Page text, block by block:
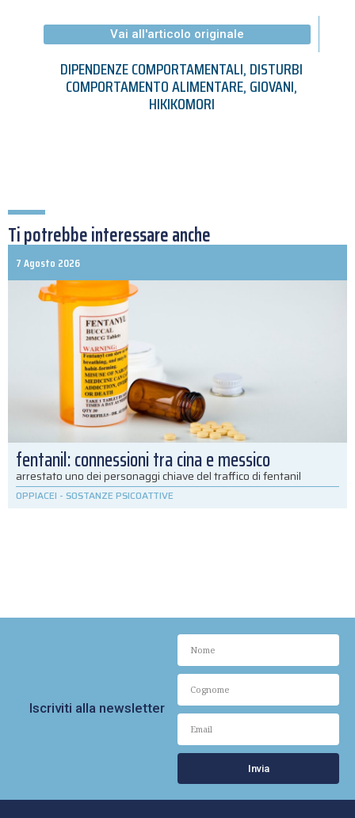
Vai all'articolo originale
DIPENDENZE COMPORTAMENTALI,DISTURBI
COMPORTAMENTO ALIMENTARE,GIOVANI,
HIKIKOMORI
Ti potrebbe interessare anche
7 Agosto 2026
fentanil: connessioni tra cina e messico
arrestato uno dei personaggi chiave del traffico di fentanil
OPPIACEI - SOSTANZE PSICOATTIVE
Iscriviti alla newsletter
Invia